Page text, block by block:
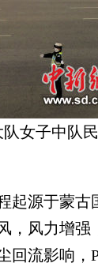
女子中队
源于蒙古
，风力增
回流影响，